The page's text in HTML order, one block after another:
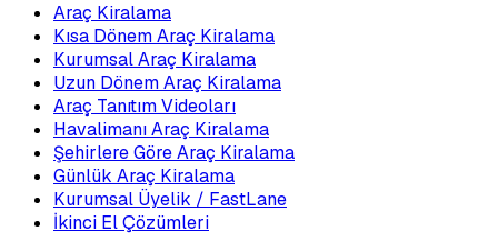
Araç Kiralama
Kısa Dönem Araç Kiralama
Kurumsal Araç Kiralama
Uzun Dönem Araç Kiralama
Araç Tanıtım Videoları
Havalimanı Araç Kiralama
Şehirlere Göre Araç Kiralama
Günlük Araç Kiralama
Kurumsal Üyelik / FastLane
İkinci El Çözümleri